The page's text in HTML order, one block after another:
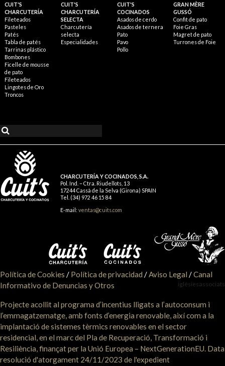
CUIT'S
CHARCUTERÍA
Fileteados
Pasteles
Patés
Tabla de patés
Tarrinas plástico
Bombones
Ficelle de mousse
de pato
Fileteados
Lingotes de Oro
Troncos
CUIT'S
CHARCUTERÍA
SELECTA
Charcutería
selecta
Especialidades
CUIT'S
COCINADOS
Asados de cerdo
Asados de ternera
Pato
Pavo
Pollo
GRAN MÈRE
GUSSÓ
Confit de pato
Foie Gras
Magret de pato
Turrones de Foie
CHARCUTERÍA Y COCINADOS, S.A.
Pol. Ind. – Ctra. Riudellots, 13
17244 Cassà de la Selva (Girona) SPAIN
Tel. (34) 972 46 15 84
E-mail: ventas@cuits.com
Política de Cookies / Política de privacidad /Aviso Legal /Canal
Informativo de Denuncias y Otros
iglésiesassociats
Projecte acollit al programa d’incentius lligats a l’autoconsum i
l’emmagatzematge, amb fonts d’energia renovable, així com a la
implantació de sistemes tèrmics renovables en el sector
residencial, en el marc del Pla de Recuperació, Transformació i
Resiliència, finançat per la Unió Europea – NextGenerationEU. Data
resolució d'atorgament 24/11/2023 de l'expedient